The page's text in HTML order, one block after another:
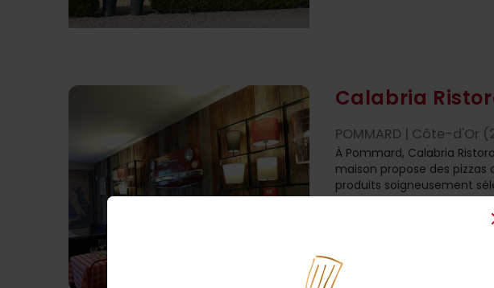
Calabria
POMMARD | Côte-d'Or
À Pommard, Calabria
maison propose des
produits soigneusement
Dans une ambiance
goût du fait maison et